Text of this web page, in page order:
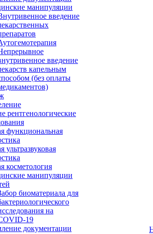
манипуляции
введение
введение
капельным
(без оплаты
рентгенологические
функциональная
ультразвуковая
косметология
манипуляции
биоматериала для
на
19
документации